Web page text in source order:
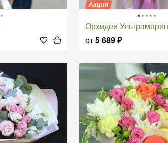
Акция
Орхидеи Ультрамарин
от5 689₽